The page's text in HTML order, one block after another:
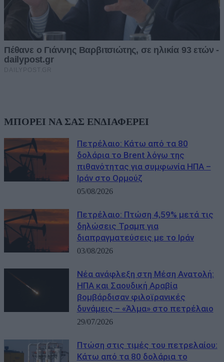
ΜΠΟΡΕΙ ΝΑ ΣΑΣ ΕΝΔΙΑΦΕΡΕΙ
Πετρέλαιο: Κάτω από τα 80
δολάρια το Brent λόγω της
πιθανότητας για συμφωνία ΗΠΑ –
Ιράν στο Ορμούζ
05/08/2026
Πετρέλαιο: Πτώση 4,59% μετά τις
δηλώσεις Τραμπ για
διαπραγματεύσεις με το Ιράν
03/08/2026
Νέα ανάφλεξη στη Μέση Ανατολή:
ΗΠΑ και Σαουδική Αραβία
βομβάρδισαν φιλοϊρανικές
δυνάμεις – «Άλμα» στο πετρέλαιο
29/07/2026
Πτώση στις τιμές του πετρελαίου:
Κάτω από τα 80 δολάρια το